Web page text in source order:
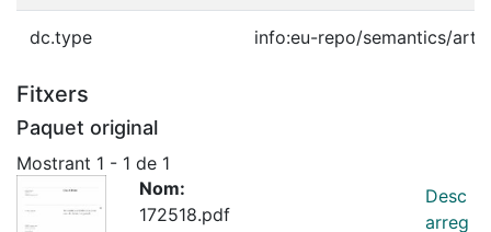
dc.type info:eu-repo/semantics/
Fitxers
Paquet original
Mostrant 1 - 1 de 1
Nom:
172518.pdf
Desc
arreg